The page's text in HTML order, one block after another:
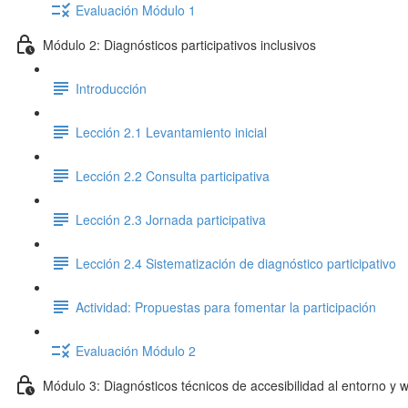
Evaluación Módulo 1
Módulo 2: Diagnósticos participativos inclusivos
Introducción
Lección 2.1 Levantamiento inicial
Lección 2.2 Consulta participativa
Lección 2.3 Jornada participativa
Lección 2.4 Sistematización de diagnóstico participativo
Actividad: Propuestas para fomentar la participación
Evaluación Módulo 2
Módulo 3: Diagnósticos técnicos de accesibilidad al entorno y